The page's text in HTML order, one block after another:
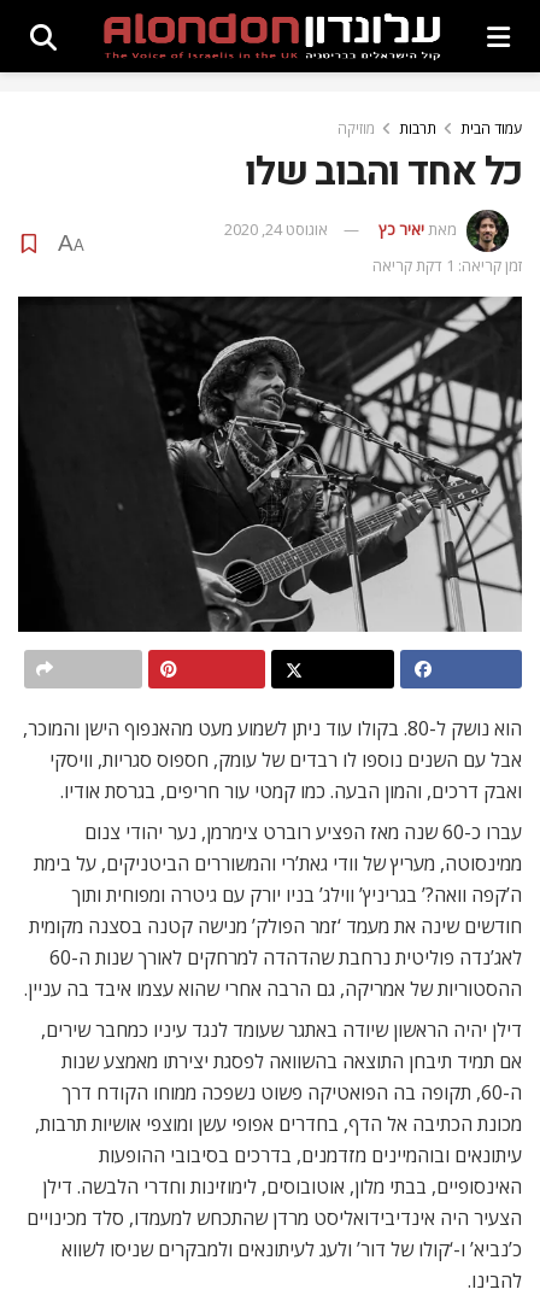
עמוד הבית תרבות מוזיקה
כל אחד והבוב שלו
מאתיאיר כץ
אוגוסט 24, 2020
זמן קריאה: 1 דקת קריאה
A
A
הוא נושק ל-80. בקולו עוד ניתן לשמוע מעט מהאנפוף הישן והמוכר,
אבל עם השנים נוספו לו רבדים של עומק, חספוס סגריות, וויסקי
ואבק דרכים, והמון הבעה. כמו קמטי עור חריפים, בגרסת אודיו.
עברו כ-60 שנה מאז הפציע רוברט צימרמן, נער יהודי צנום
ממינסוטה, מעריץ של וודי גאת’רי והמשוררים הביטניקים, על בימת
ה’קפה וואה?’ בגריניץ’ ווילג’ בניו יורק עם גיטרה ומפוחית ותוך
חודשים שינה את מעמד ‘זמר הפולק’ מנישה קטנה בסצנה מקומית
לאג’נדה פוליטית נרחבת שהדהדה למרחקים לאורך שנות ה-60
ההסטוריות של אמריקה, גם הרבה אחרי שהוא עצמו איבד בה עניין.
דילן יהיה הראשון שיודה באתגר שעומד לנגד עיניו כמחבר שירים,
אם תמיד תיבחן התוצאה בהשוואה לפסגת יצירתו מאמצע שנות
ה-60, תקופה בה הפואטיקה פשוט נשפכה ממוחו הקודח דרך
מכונת הכתיבה אל הדף, בחדרים אפופי עשן ומוצפי אושיות תרבות,
עיתונאים ובוהמיינים מזדמנים, בדרכים בסיבובי ההופעות
האינסופיים, בבתי מלון, אוטובוסים, לימוזינות וחדרי הלבשה. דילן
הצעיר היה אינדיבידואליסט מרדן שהתכחש למעמדו, סלד מכינויים
כ’נביא’ ו-‘קולו של דור’ ולעג לעיתונאים ולמבקרים שניסו לשווא
להבינו.